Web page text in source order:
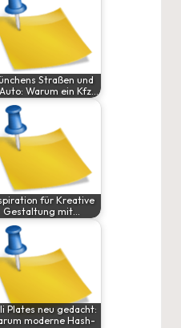
Straßen und
Warum ein Kfz…
für Kreative
Gestaltung mit…
Plates neu gedacht:
moderne Hash-